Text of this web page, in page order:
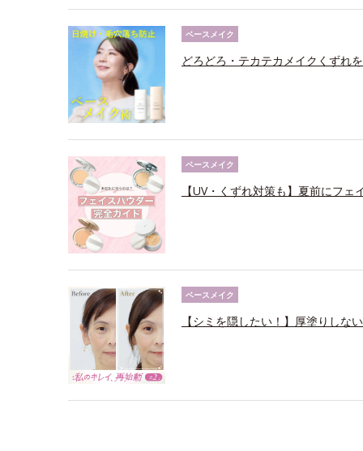
ベースメイク
どろどろ・テカテカメイクくずれ
ベースメイク
【UV・くずれ対策も】夏前にフェ
ベースメイク
【シミを隠したい！】厚塗りしな